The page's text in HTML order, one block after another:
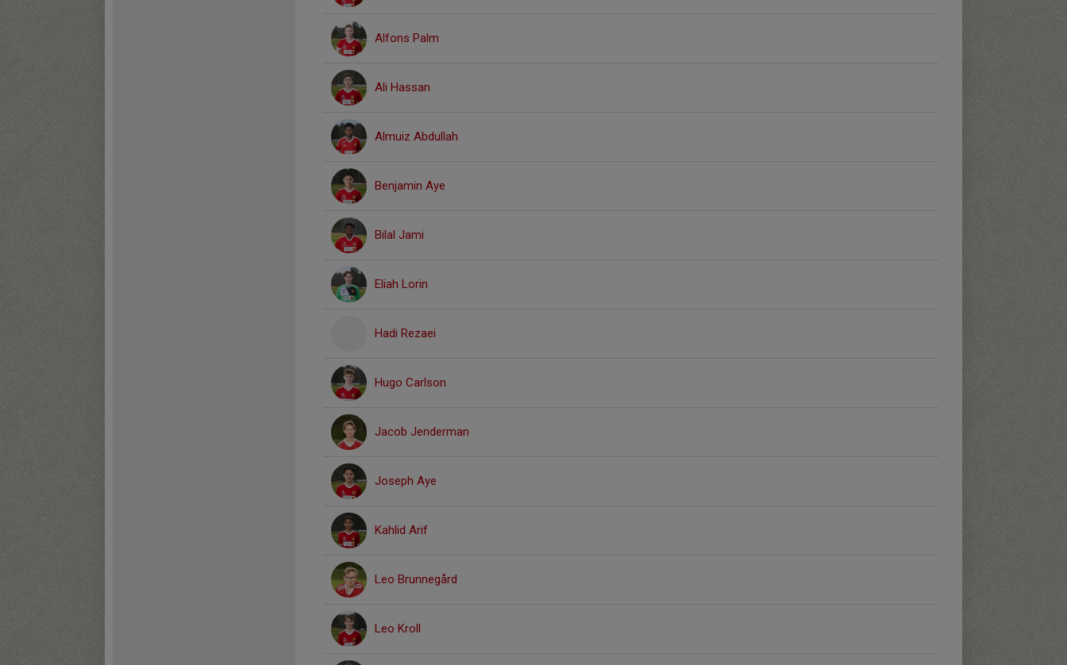
Alfons Palm
Ali Hassan
Almuiz Abdullah
Benjamin Aye
Bilal Jami
Eliah Lorin
Hadi Rezaei
Hugo Carlson
Jacob Jenderman
Joseph Aye
Kahlid Arif
Leo Brunnegård
Leo Kroll